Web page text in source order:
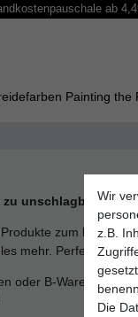
ab
Painting the
unschlagbaren
zum besten
mehr. Perfekt für
oder B-Ware –
Wir
z.B.
Die